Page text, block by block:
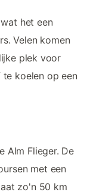
het een
Velen komen
plek voor
koelen op een
Alm Flieger. De
met een
zo'n 50 km